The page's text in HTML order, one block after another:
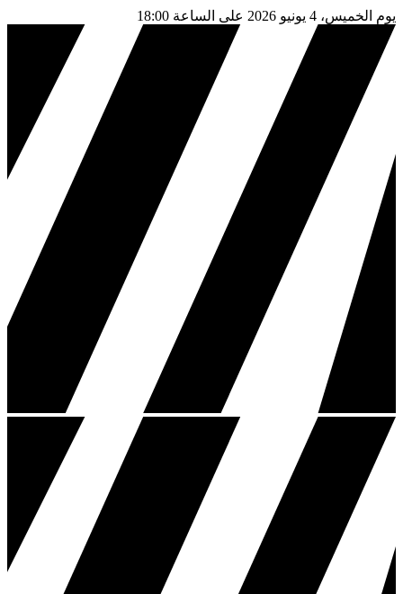
يوم الخميس، 4 يونيو 2026 على الساعة 18:00